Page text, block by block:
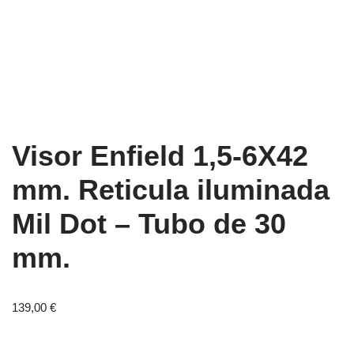
Visor Enfield 1,5-6X42
mm. Reticula iluminada
Mil Dot – Tubo de 30
mm.
139,00 €